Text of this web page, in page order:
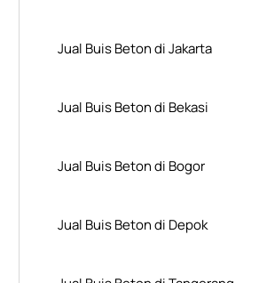
Jual Buis Beton di Jakarta
Jual Buis Beton di Bekasi
Jual Buis Beton di Bogor
Jual Buis Beton di Depok